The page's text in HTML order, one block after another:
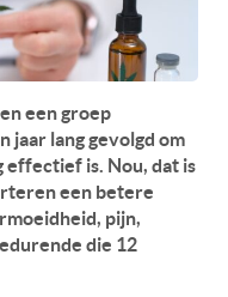
een groep
jaar lang gevolgd om
is. Nou, dat is
een betere
pijn,
die 12